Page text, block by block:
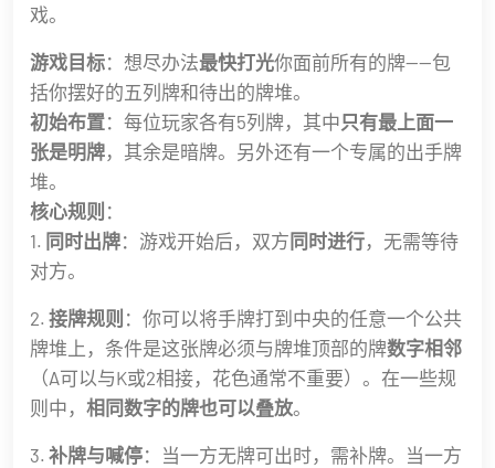
戏。
游戏目标：想尽办法最快打光你面前所有的牌——包
括你摆好的五列牌和待出的牌堆。
初始布置：每位玩家各有5列牌，其中只有最上面一
张是明牌，其余是暗牌。另外还有一个专属的出手牌
堆。
核心规则 ：
1. 同时出牌：游戏开始后，双方 同时进行，无需等待
对方。
2. 接牌规则 ：你可以将手牌打到中央的任意一个公共
牌堆上，条件是这张牌必须与牌堆顶部的牌数字相邻
（A可以与K或2相接，花色通常不重要）。在一些规
则中， 相同数字的牌也可以叠放。
3. 补牌与喊停：当一方无牌可出时，需补牌。当一方